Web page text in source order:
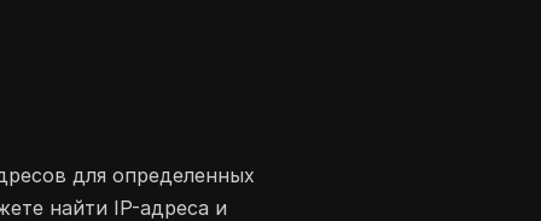
для определенных
найти IP-адреса и